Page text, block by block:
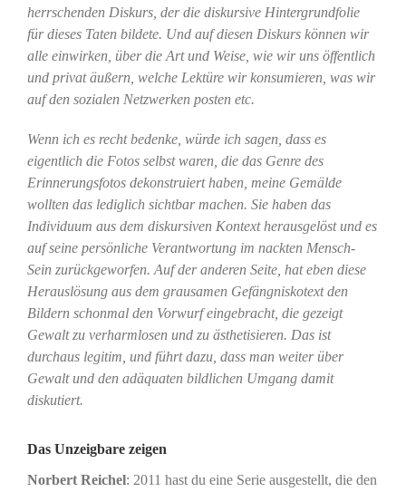
herrschenden Diskurs, der die diskursive Hintergrundfolie
für dieses Taten bildete. Und auf diesen Diskurs können wir
alle einwirken, über die Art und Weise, wie wir uns öffentlich
und privat äußern, welche Lektüre wir konsumieren, was wir
auf den sozialen Netzwerken posten etc.
Wenn ich es recht bedenke, würde ich sagen, dass es
eigentlich die Fotos selbst waren, die das Genre des
Erinnerungsfotos dekonstruiert haben, meine Gemälde
wollten das lediglich sichtbar machen. Sie haben das
Individuum aus dem diskursiven Kontext herausgelöst und es
auf seine persönliche Verantwortung im nackten Mensch-
Sein zurückgeworfen. Auf der anderen Seite, hat eben diese
Herauslösung aus dem grausamen Gefängniskotext den
Bildern schonmal den Vorwurf eingebracht, die gezeigt
Gewalt zu verharmlosen und zu ästhetisieren. Das ist
durchaus legitim, und führt dazu, dass man weiter über
Gewalt und den adäquaten bildlichen Umgang damit
diskutiert.
Das Unzeigbare zeigen
Norbert Reichel: 2011 hast du eine Serie ausgestellt, die den